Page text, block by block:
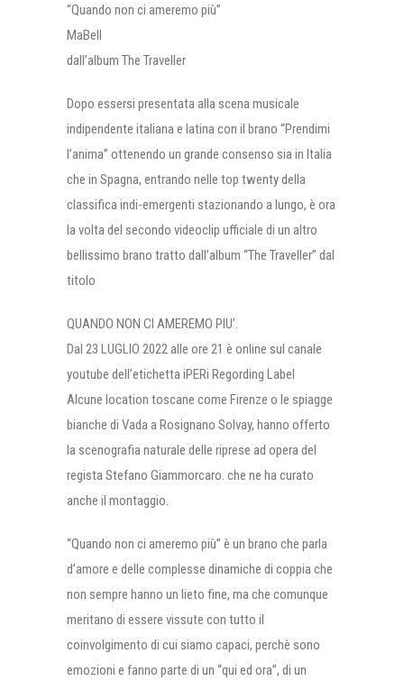
“Quando non ci ameremo più”
MaBell
dall’album The Traveller
Dopo essersi presentata alla scena musicale
indipendente italiana e latina con il brano “Prendimi
l’anima” ottenendo un grande consenso sia in Italia
che in Spagna, entrando nelle top twenty della
classifica indi-emergenti stazionando a lungo, è ora
la volta del secondo videoclip ufficiale di un altro
bellissimo brano tratto dall’album “The Traveller” dal
titolo
QUANDO NON CI AMEREMO PIU’.
Dal 23 LUGLIO 2022 alle ore 21 è online sul canale
youtube dell’etichetta iPERi Regording Label
Alcune location toscane come Firenze o le spiagge
bianche di Vada a Rosignano Solvay, hanno offerto
la scenografia naturale delle riprese ad opera del
regista Stefano Giammorcaro. che ne ha curato
anche il montaggio.
“Quando non ci ameremo più” è un brano che parla
d’amore e delle complesse dinamiche di coppia che
non sempre hanno un lieto fine, ma che comunque
meritano di essere vissute con tutto il
coinvolgimento di cui siamo capaci, perchè sono
emozioni e fanno parte di un “qui ed ora”, di un